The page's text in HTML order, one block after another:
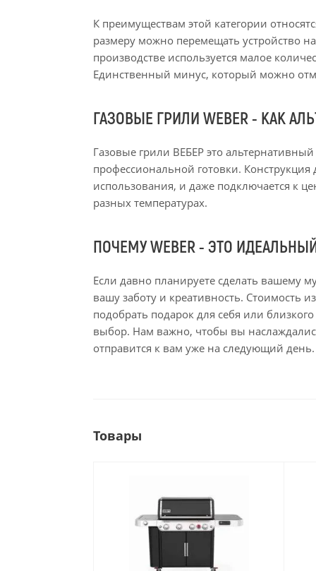
К преимуществам этой категории
размеру можно перемещать устройство
производстве используется малое
Единственный минус, который можно
ГАЗОВЫЕ ГРИЛИ WEBER - КАК
Газовые грили ВЕБЕР это
профессиональной готовки.
использования, и даже подключается к
разных температурах.
ПОЧЕМУ WEBER - ЭТО
Если давно планируете сделать вашему
вашу заботу и креативность. Стоимость
подобрать подарок для себя или
выбор. Нам важно, чтобы вы
отправится к вам уже на следующий день.
Товары